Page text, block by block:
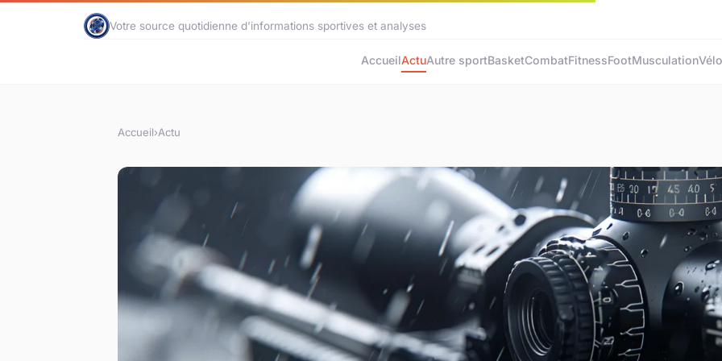
Votre source quotidienne d'informations sportives et analyses
AccueilActuAutre sportBasketCombatFitnessFootMusculationVélo
Accueil›Actu